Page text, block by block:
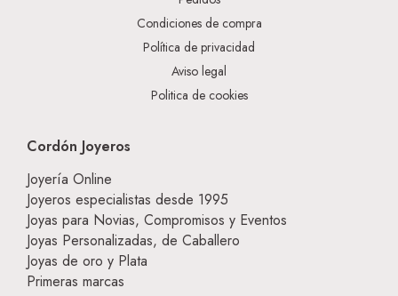
Condiciones de compra
Política de privacidad
Aviso legal
Politica de cookies
Cordón Joyeros
Joyería Online
Joyeros especialistas desde 1995
Joyas para Novias, Compromisos y Eventos
Joyas Personalizadas, de Caballero
Joyas de oro y Plata
Primeras marcas